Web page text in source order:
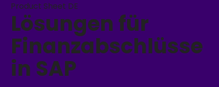
Product Sheet DE
Lösungen für
Finanzabschlüsse
in SAP